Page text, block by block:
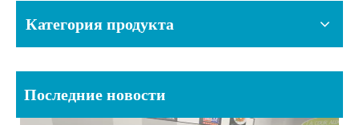
Категория продукта
Последние новости